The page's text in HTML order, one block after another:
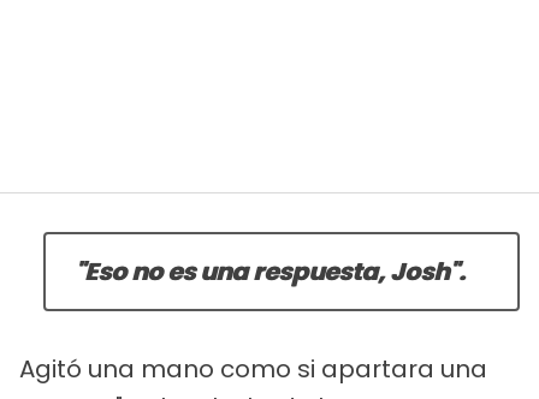
"Eso no es una respuesta, Josh".
Agitó una mano como si apartara una